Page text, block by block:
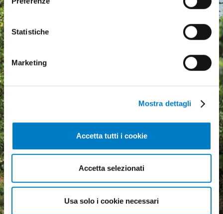
Statistiche
Marketing
Mostra dettagli
Accetta tutti i cookie
Accetta selezionati
Usa solo i cookie necessari
Agricultural machinery, a
growing market but
economic uncertainty
weighs heavily